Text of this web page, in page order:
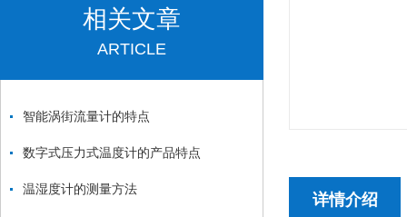
相关文章
ARTICLE
智能涡街流量计的特点
数字式压力式温度计的产品特点
温湿度计的测量方法
详情介绍